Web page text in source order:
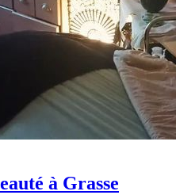
à Grasse